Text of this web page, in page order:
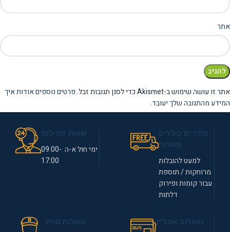
אתר
אתר זו עושה שימוש ב-Akismet כדי לסנן תגובות זבל.
פרטים נוספים אודות איך
המידע מהתגובה שלך יעובד.
למעט להובלות
מרוחקות / תוספת
עבור קומות ופירוק
דלתות
ימי חול א-ה 09:00-
17:00